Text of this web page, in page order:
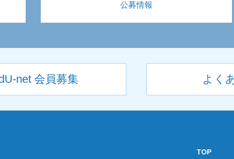
公募情報
net 会員募集 よく
TOP